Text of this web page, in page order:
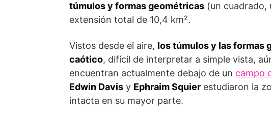
túmulos y formas geométricas (un cuadrado,
extensión total de 10,4 km².
Vis­tos desde el aire, los túmulos y las formas
caótico, difícil de inter­pretar a simple vista,
encuentran actualmente debajo de un campo
Edwin Davis y Ephraim Squier estudiaron la
intacta en su mayor parte.